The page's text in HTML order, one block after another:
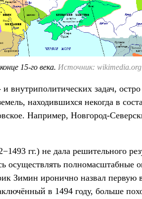
15-го века. Источник: wikimedia.org
задач, остро
находившихся некогда в
Например, Новгород-
гг.) не дала решительного
осуществлять полномасштабные
Зимин иронично назвал первую
в 1494 году, больше